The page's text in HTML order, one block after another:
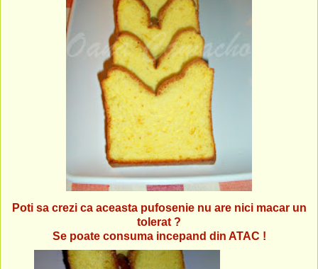
Poti sa crezi ca aceasta pufosenie nu are nici macar un
tolerat ?
Se poate consuma incepand din ATAC !